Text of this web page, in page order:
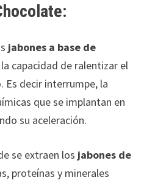
jabones a base de
capacidad de ralentizar el
Es decir interrumpe, la
que se implantan en
su aceleración.
se extraen los jabones de
proteínas y minerales